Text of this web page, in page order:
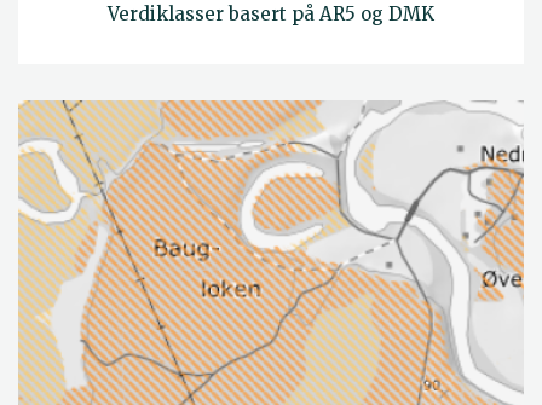
Verdiklasser basert på AR5 og DMK